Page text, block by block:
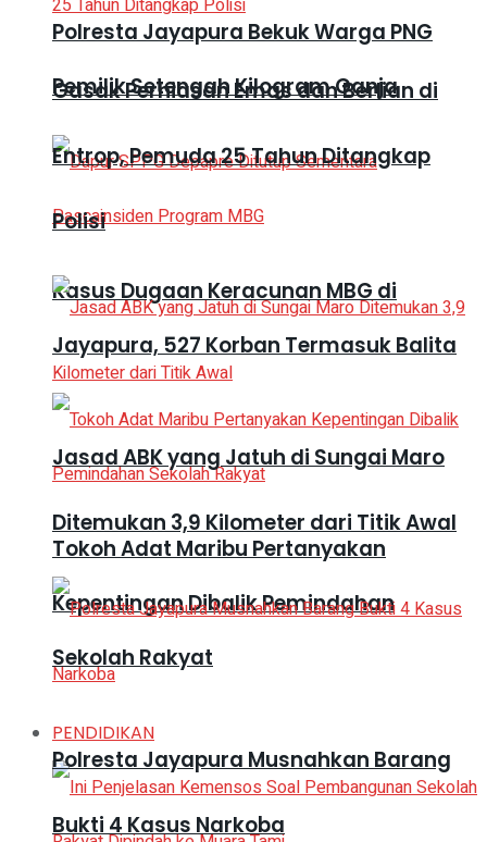
Polresta Jayapura Bekuk Warga PNG
Pemilik Setengah Kilogram Ganja
Kasus Dugaan Keracunan MBG di
Jayapura, 527 Korban Termasuk Balita
Tokoh Adat Maribu Pertanyakan
Kepentingan Dibalik Pemindahan
Sekolah Rakyat
PENDIDIKAN
Gasak Perhiasan Emas dan Berlian di
Entrop, Pemuda 25 Tahun Ditangkap
Polisi
Jasad ABK yang Jatuh di Sungai Maro
Ditemukan 3,9 Kilometer dari Titik Awal
Polresta Jayapura Musnahkan Barang
Bukti 4 Kasus Narkoba